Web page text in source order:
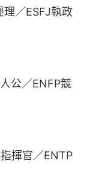
理／ESFJ執政
公／ENFP競
揮官／ENTP